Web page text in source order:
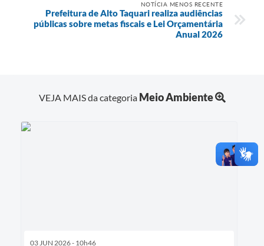
NOTÍCIA MENOS RECENTE
Prefeitura de Alto Taquari realiza audiências
públicas sobre metas fiscais e Lei Orçamentária
Anual 2026
VEJA MAIS da categoria Meio Ambiente
03 JUN 2026 - 10h46